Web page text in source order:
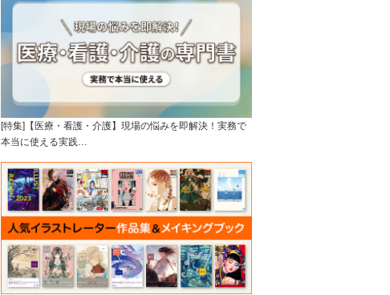
[特集]【医療・看護・介護】現場の悩みを即解決！実務で
本当に使える実践…